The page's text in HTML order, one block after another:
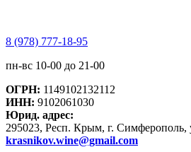
8 (978) 777-18-95
пн-вс 10-00 до 21-00
ОГРН: 1149102132112
ИНН: 9102061030
Юрид. адрес:
295023, Респ. Крым, г.
krasnikov.wine@gmail.com